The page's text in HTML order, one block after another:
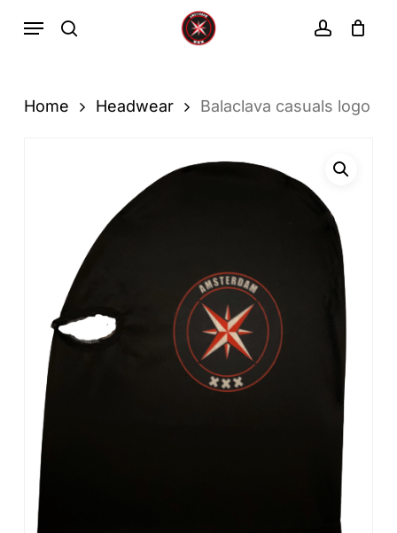
zoekopdracht
Menu
Winkelwagen
Home Headwear Balaclava casuals logo